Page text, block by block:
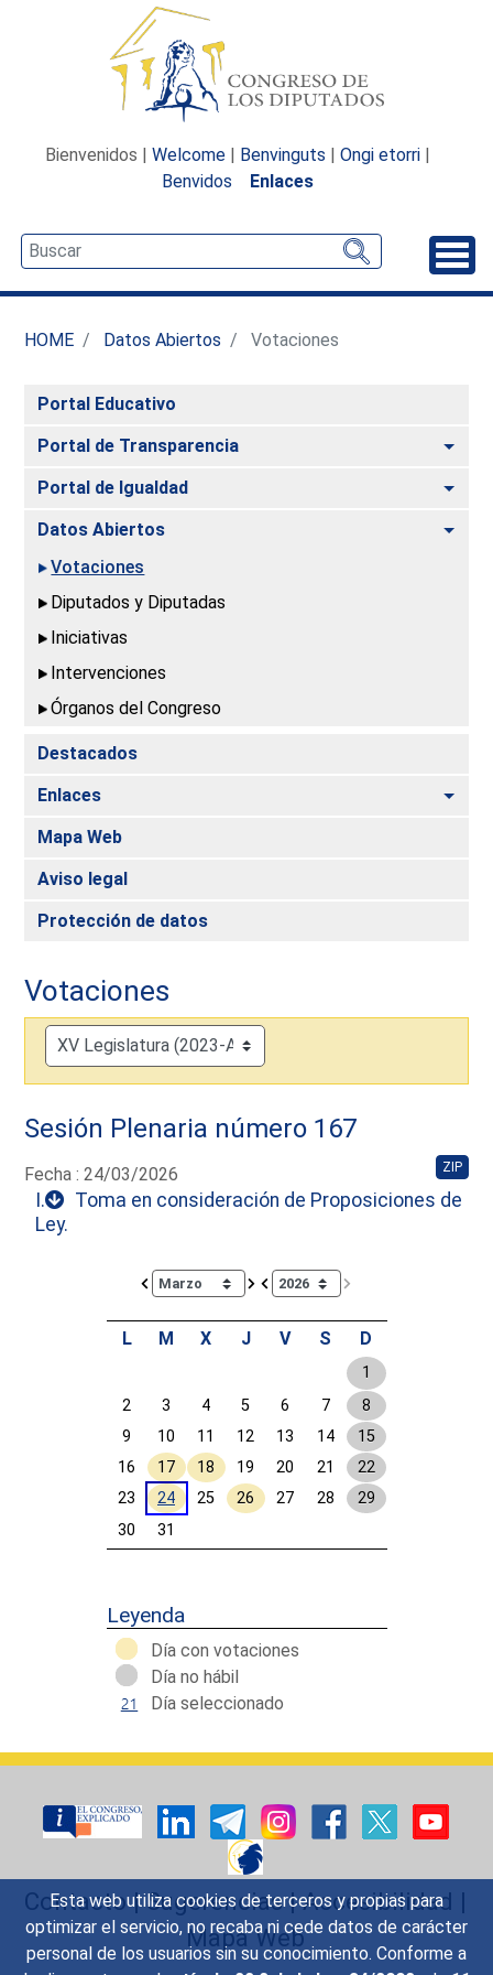
Esta web utiliza cookies de terceros y propias para
optimizar el servicio, no recaba ni cede datos de carácter
personal de los usuarios sin su conocimiento. Conforme a
Bienvenidos | Welcome | Benvinguts | Ongi etorri |
Benvidos
Enlaces
HOME Datos Abiertos Votaciones
Portal Educativo
Portal de Transparencia
Portal de Igualdad
Datos Abiertos
Votaciones
Diputados y Diputadas
Iniciativas
Intervenciones
Órganos del Congreso
Destacados
Enlaces
Mapa Web
Aviso legal
Protección de datos
Votaciones
Sesión Plenaria número 167
Fecha : 24/03/2026 ZIP
I.
Toma en consideración de Proposiciones de
Ley.
Calendar io de actividades. Doce Legislatura
L M X J V S D
1
2
3 4 5 6 7
8
9
10 11 12 13 14
15
16
17 18 19 20 21
22
23
24 25 26 27 28
29
30
31
Leyenda
Día con votaciones
Día no hábil
Día seleccionado
Contacto|Sugerencias|Accesibilidad |
Mapa Web